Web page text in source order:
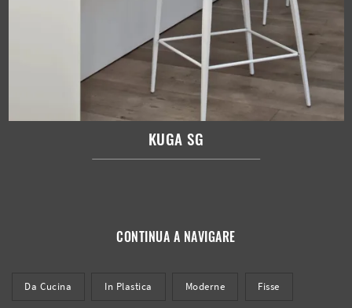
KUGA SG
CONTINUA A NAVIGARE
Da Cucina In Plastica Moderne Fisse